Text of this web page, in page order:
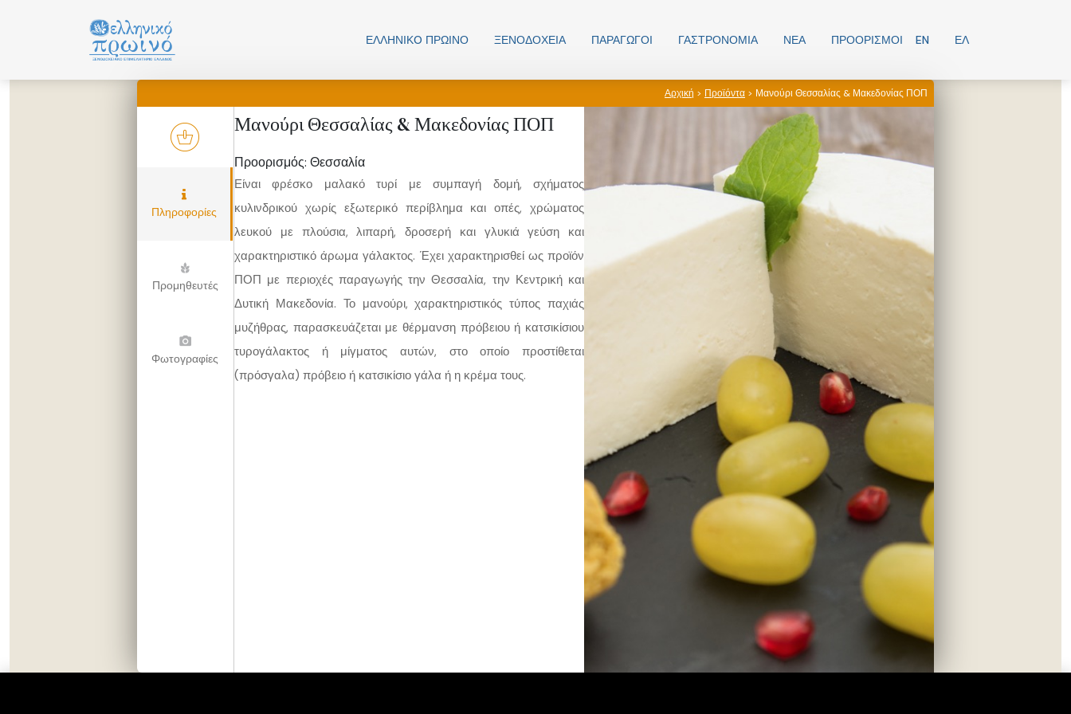
ΕΛΛΗΝΙΚO ΠΡΩΙΝΟ ΞΕΝΟΔΟΧΕΊΑ ΠΑΡΑΓΩΓΟΊ ΓΑΣΤΡΟΝΟΜΊΑ ΝΕΑ ΠΡΟΟΡΙΣΜΟΊ EN ΕΛ
Αρχική > Προϊόντα > Μανούρι Θεσσαλίας & Μακεδονίας ΠΟΠ
Πληροφορίες
Προμηθευτές
Φωτογραφίες
Μανούρι Θεσσαλίας & Μακεδονίας ΠΟΠ
Προορισμός: Θεσσαλία
Είναι φρέσκο μαλακό τυρί με συμπαγή δομή, σχήματος
κυλινδρικού χωρίς εξωτερικό περίβλημα και οπές, χρώματος
λευκού με πλούσια, λιπαρή, δροσερή και γλυκιά γεύση και
χαρακτηριστικό άρωμα γάλακτος. Έχει χαρακτηρισθεί ως προϊόν
ΠΟΠ με περιοχές παραγωγής την Θεσσαλία, την Κεντρική και
Δυτική Μακεδονία. Το μανούρι, χαρακτηριστικός τύπος παχιάς
μυζήθρας, παρασκευάζεται με θέρμανση πρόβειου ή κατσικίσιου
τυρογάλακτος ή μίγματος αυτών, στο οποίο προστίθεται
(πρόσγαλα) πρόβειο ή κατσικίσιο γάλα ή η κρέμα τους.